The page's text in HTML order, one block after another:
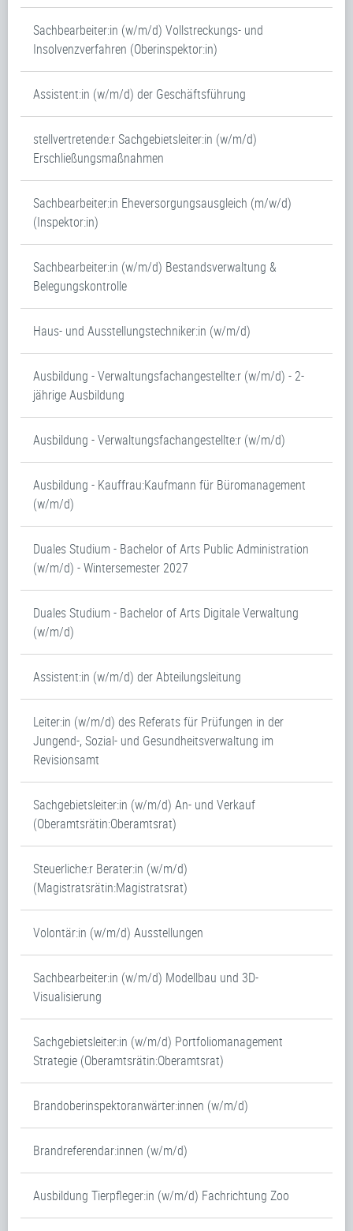
Sachbearbeiter:in (w/m/d) Vollstreckungs- und
Insolvenzverfahren (Oberinspektor:in)
Assistent:in (w/m/d) der Geschäftsführung
stellvertretende:r Sachgebietsleiter:in (w/m/d)
Erschließungsmaßnahmen
Sachbearbeiter:in Eheversorgungsausgleich (m/w/d)
(Inspektor:in)
Sachbearbeiter:in (w/m/d) Bestandsverwaltung &
Belegungskontrolle
Haus- und Ausstellungstechniker:in (w/m/d)
Ausbildung - Verwaltungsfachangestellte:r (w/m/d) - 2-
jährige Ausbildung
Ausbildung - Verwaltungsfachangestellte:r (w/m/d)
Ausbildung - Kauffrau:Kaufmann für Büromanagement
(w/m/d)
Duales Studium - Bachelor of Arts Public Administration
(w/m/d) - Wintersemester 2027
Duales Studium - Bachelor of Arts Digitale Verwaltung
(w/m/d)
Assistent:in (w/m/d) der Abteilungsleitung
Leiter:in (w/m/d) des Referats für Prüfungen in der
Jungend-, Sozial- und Gesundheitsverwaltung im
Revisionsamt
Sachgebietsleiter:in (w/m/d) An- und Verkauf
(Oberamtsrätin:Oberamtsrat)
Steuerliche:r Berater:in (w/m/d)
(Magistratsrätin:Magistratsrat)
Volontär:in (w/m/d) Ausstellungen
Sachbearbeiter:in (w/m/d) Modellbau und 3D-
Visualisierung
Sachgebietsleiter:in (w/m/d) Portfoliomanagement
Strategie (Oberamtsrätin:Oberamtsrat)
Brandoberinspektoranwärter:innen (w/m/d)
Brandreferendar:innen (w/m/d)
Ausbildung Tierpfleger:in (w/m/d) Fachrichtung Zoo